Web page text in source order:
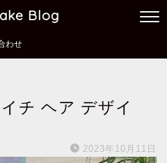
Blog
わせ
チ ヘア デザイ
2023年10月11日